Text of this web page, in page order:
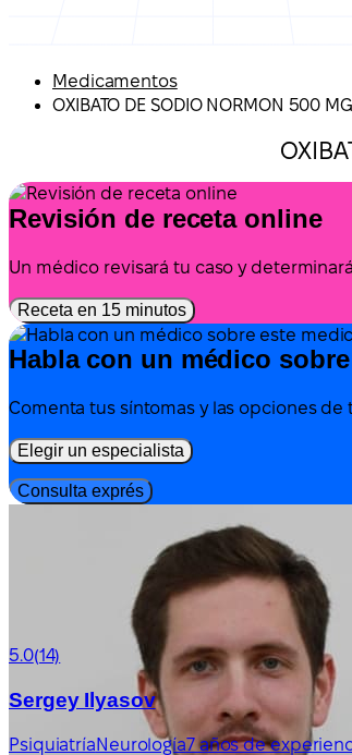
Medicamentos
OXIBATO DE SODIO NORMON 500
Revisión de receta online
Un médico revisará tu caso y
Receta en 15 minutos
Habla con un médico
Comenta tus síntomas y las opciones
Elegir un especialista
Consulta exprés
5.0(14)
Sergey Ilyasov
PsiquiatríaNeurología7 años de